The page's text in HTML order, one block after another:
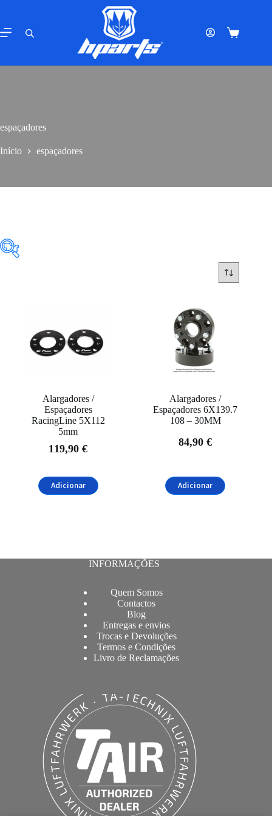
o
conteúdo
Carrinho
espaçadores
Início espaçadores
Filtrar
Alargadores /
Espaçadores
RacingLine 5X112
5mm
119,90€
Adicionar
Alargadores /
Espaçadores 6X139.7
108 – 30MM
84,90€
Adicionar
INFORMAÇÕES
Quem Somos
Contactos
Blog
Entregas e envios
Trocas e Devoluções
Termos e Condições
Livro de Reclamações